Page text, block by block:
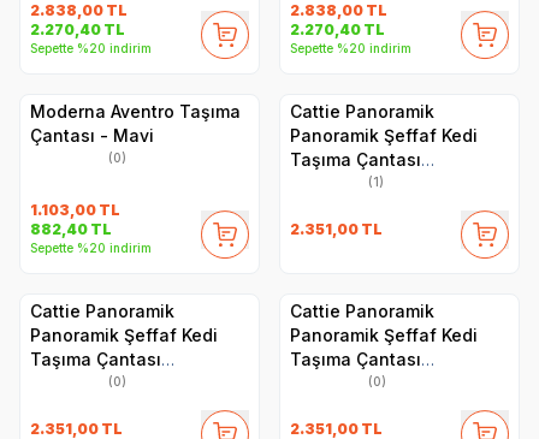
2.838,00 TL
2.270,40 TL
Sepette %20 indirim
2.838,00 TL
2.270,40 TL
Sepette %20 indirim
Moderna Aventro Taşıma
Çantası - Mavi
(0)
1.103,00 TL
882,40 TL
Sepette %20 indirim
Cattie Panoramik
Panoramik Şeffaf Kedi
Taşıma Çantası
30x40x35cm - Yeşil
(1)
2.351,00 TL
Cattie Panoramik
Panoramik Şeffaf Kedi
Taşıma Çantası
30x40x35cm - Turuncu
(0)
2.351,00 TL
Cattie Panoramik
Panoramik Şeffaf Kedi
Taşıma Çantası
30x40x35cm - Siyah
(0)
2.351,00 TL